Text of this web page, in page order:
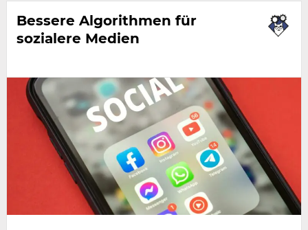
Bessere Algorithmen für
sozialere Medien